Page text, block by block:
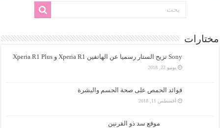
مختارات
Sony تزيح الستار رسميا عن الهاتفين Xperia R1 و Xperia R1 Plus
يونيو 22, 2018
فوائد الحمص على صحة الجسم والبشرة
أغسطس 11, 2018
موقع سد ذو القرنين